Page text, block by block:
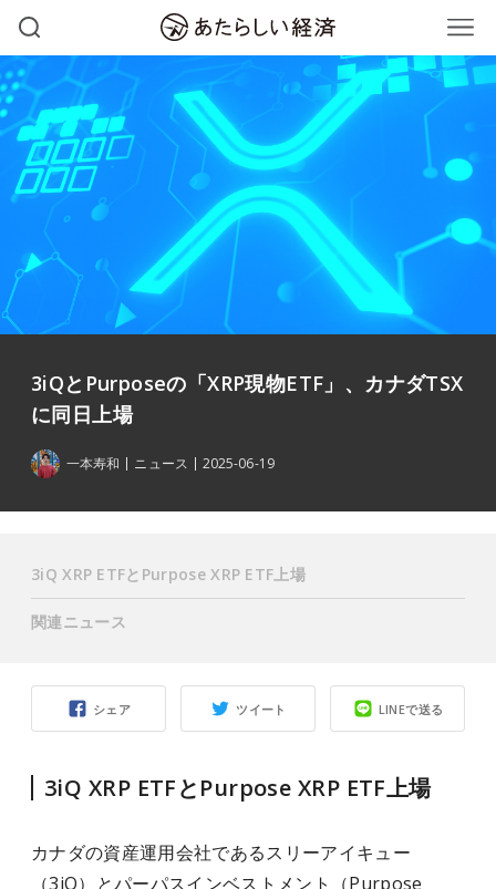
3iQとPurposeの「XRP現物ETF」、カナダTSX
に同日上場
一本寿和 ニュース 2025-06-19
シェア ツイート LINEで送る
3iQ XRP ETFとPurpose XRP ETF上場
カナダの資産運用会社であるスリーアイキュー
（3iQ）とパーパスインベストメント（Purpose
3iQ XRP ETFとPurpose XRP ETF上場
関連ニュース